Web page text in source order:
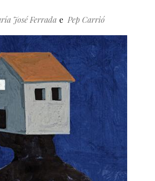
José Ferrada Pep Carrió